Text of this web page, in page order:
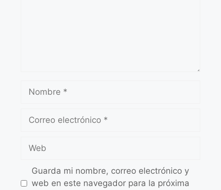
Guarda mi nombre, correo electrónico y
web en este navegador para la próxima